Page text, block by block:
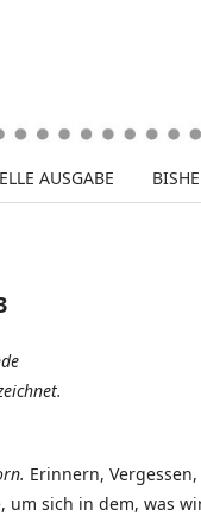
AUSGABE
Erinnern,
um sich in dem, was